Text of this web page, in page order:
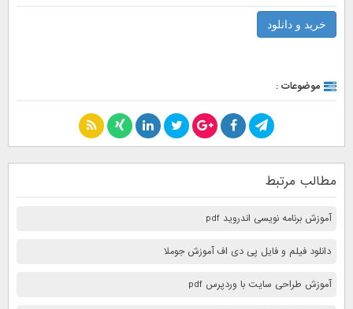
خرید و دانلود
موضوعات :
مطالب مرتبط
آموزش برنامه نویسی اندروید pdf
دانلود فیلم و فایل پی دی اف آموزش جوملا
آموزش طراحی سایت با وردپرس pdf